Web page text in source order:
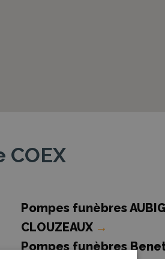
Pompes funèbres
CLOUZEAUX →
Pompes funèbres